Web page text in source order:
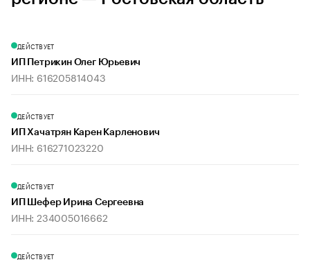
ДЕЙСТВУЕТ
ИП Петрикин Олег Юрьевич
ИНН: 616205814043
ДЕЙСТВУЕТ
ИП Хачатрян Карен Карленович
ИНН: 616271023220
ДЕЙСТВУЕТ
ИП Шефер Ирина Сергеевна
ИНН: 234005016662
ДЕЙСТВУЕТ